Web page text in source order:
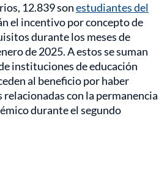
12.839 sonestudiantes del
el incentivo por concepto de
durante los meses de
de 2025. A estos se suman
instituciones de educación
al beneficio por haber
con la permanencia
durante el segundo